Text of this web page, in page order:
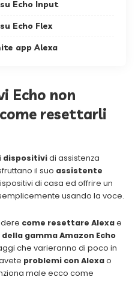
Echo Input
Echo Flex
app Alexa
Echo non
resettarli
dispositividi assistenza
il suo assistente
di casa ed offrire un
usando la voce.
come resettare Alexae
gamma Amazon Echo
che varieranno di poco in
problemi con Alexao
male ecco come